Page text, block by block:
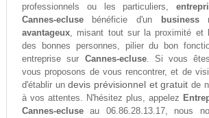
professionnels ou les particuliers,
Cannes-eclusebénéficie d'un
avantageux, misant tout sur la proximité et
des bonnes personnes, pilier du bon
entreprise sur Cannes-ecluse. Si vous
vous proposons de vous rencontrer, et de
d'établir undevis prévisionnel et gratuit de
à vos attentes. N'hésitez plus, appelez
Cannes-ecluseau 06.86.28.13.17, nous